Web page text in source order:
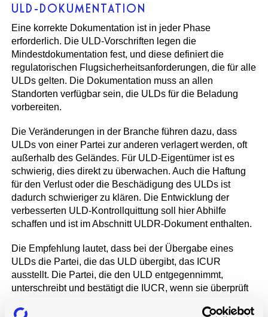
ULD-DOKUMENTATION
Eine korrekte Dokumentation ist in jeder Phase
erforderlich. Die ULD-Vorschriften legen die
Mindestdokumentation fest, und diese definiert die
regulatorischen Flugsicherheitsanforderungen, die für alle
ULDs gelten. Die Dokumentation muss an allen
Standorten verfügbar sein, die ULDs für die Beladung
vorbereiten.
Die Veränderungen in der Branche führen dazu, dass
ULDs von einer Partei zur anderen verlagert werden, oft
außerhalb des Geländes. Für ULD-Eigentümer ist es
schwierig, dies direkt zu überwachen. Auch die Haftung
für den Verlust oder die Beschädigung des ULDs ist
dadurch schwieriger zu klären. Die Entwicklung der
verbesserten ULD-Kontrollquittung soll hier Abhilfe
schaffen und ist im Abschnitt ULDR-Dokument enthalten.
Die Empfehlung lautet, dass bei der Übergabe eines
ULDs die Partei, die das ULD übergibt, das ICUR
ausstellt. Die Partei, die den ULD entgegennimmt,
unterschreibt und bestätigt die IUCR, wenn sie überprüft
ULD-Eigentümer für die vollständige